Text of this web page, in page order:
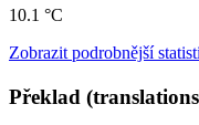
10.1 °C
Zobrazit podrobnější
Překlad